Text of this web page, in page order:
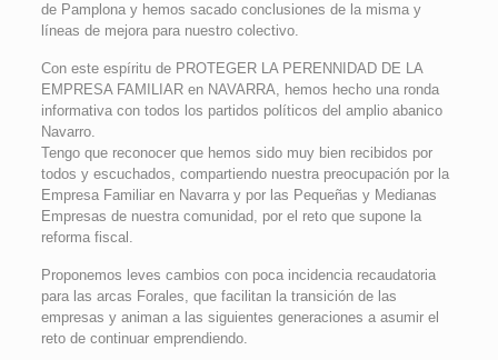
de Pamplona y hemos sacado conclusiones de la misma y
líneas de mejora para nuestro colectivo.
Con este espíritu de PROTEGER LA PERENNIDAD DE LA
EMPRESA FAMILIAR en NAVARRA, hemos hecho una ronda
informativa con todos los partidos políticos del amplio abanico
Navarro.
Tengo que reconocer que hemos sido muy bien recibidos por
todos y escuchados, compartiendo nuestra preocupación por la
Empresa Familiar en Navarra y por las Pequeñas y Medianas
Empresas de nuestra comunidad, por el reto que supone la
reforma fiscal.
Proponemos leves cambios con poca incidencia recaudatoria
para las arcas Forales, que facilitan la transición de las
empresas y animan a las siguientes generaciones a asumir el
reto de continuar emprendiendo.